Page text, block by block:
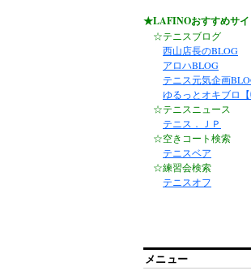
★LAFINOおすすめサイ
☆テニスブログ
西山店長のBLOG
アロハBLOG
テニス元気企画
ゆるっとオキブロ【
☆テニスニュース
テニス．ＪＰ
☆空きコート検索
テニスベア
☆練習会検索
テニスオフ
メニュー